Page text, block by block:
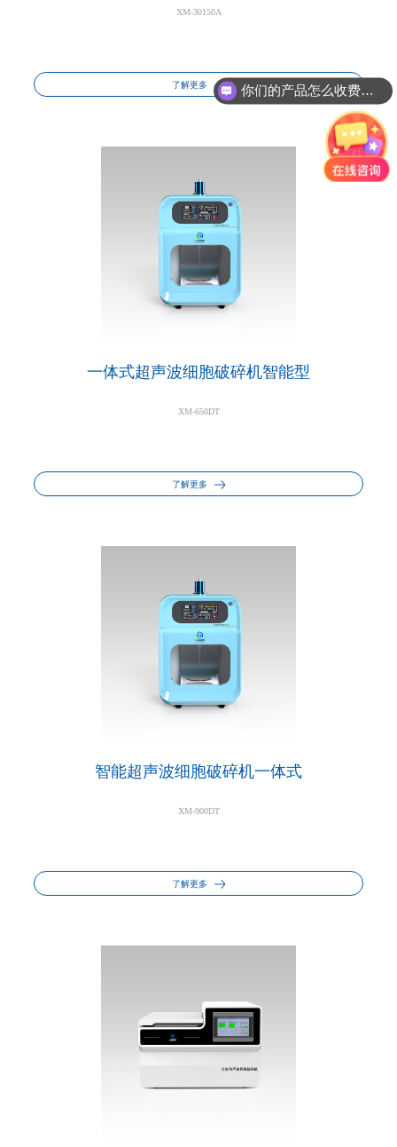
XM-30150A
了解更多
一体式超声波细胞破碎机智能型
XM-650DT
了解更多
智能超声波细胞破碎机一体式
XM-900DT
了解更多
你们的产品怎么收费的呢?